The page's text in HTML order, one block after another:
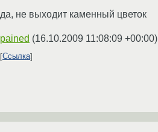
да, не выходит каменный цветок
pained (16.10.2009 11:08:09 +00:00)
Ссылка